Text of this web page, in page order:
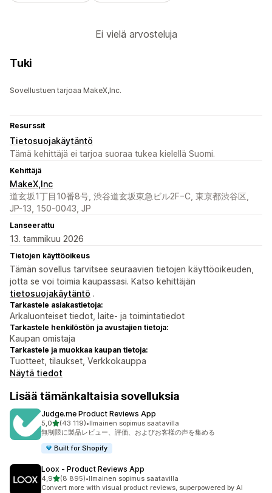
Ei vielä arvosteluja
Tuki
Sovellustuen tarjoaa MakeX,Inc.
Resurssit
Tietosuojakäytäntö
Tämä kehittäjä ei tarjoa suoraa tukea kielellä Suomi.
Kehittäjä
MakeX,Inc
道玄坂1丁目10番8号, 渋谷道玄坂東急ビル2F−C, 東京都渋谷区,
JP-13, 150-0043, JP
Lanseerattu
13. tammikuu 2026
Tietojen käyttöoikeus
Tämän sovellus tarvitsee seuraavien tietojen käyttöoikeuden,
jotta se voi toimia kaupassasi. Katso kehittäjän
tietosuojakäytäntö .
Tarkastele asiakastietoja:
Arkaluonteiset tiedot, laite- ja toimintatiedot
Tarkastele henkilöstön ja avustajien tietoja:
Kaupan omistaja
Tarkastele ja muokkaa kaupan tietoja:
Tuotteet, tilaukset, Verkkokauppa
Näytä tiedot
Lisää tämänkaltaisia sovelluksia
Judge.me Product Reviews App
5,0/ 5 tähteä
(43 119)
43119 arvostelua yhteensä
•Ilmainen sopimus saatavilla
無制限に製品レビュー、評価、およびお客様の声を集める
Built for Shopify
Loox ‑ Product Reviews App
4,9/ 5 tähteä
(8 895)
8895 arvostelua yhteensä
•Ilmainen sopimus saatavilla
Convert more with visual product reviews, superpowered by AI